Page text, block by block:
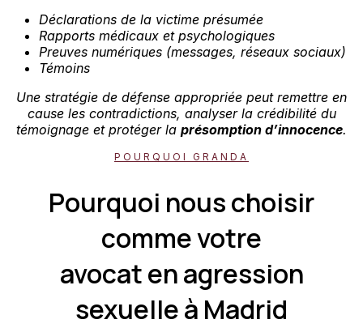
Déclarations de la victime présumée
Rapports médicaux et psychologiques
Preuves numériques (messages, réseaux sociaux)
Témoins
Une stratégie de défense appropriée peut remettre en
cause les contradictions, analyser la crédibilité du
témoignage et protéger la présomption d’innocence.
POURQUOI GRANDA
Pourquoi nous choisir
comme votre
avocat en agression
sexuelle à Madrid